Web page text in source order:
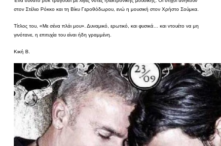
στον Στέλιο Ρόκκο και τη Βίκυ Γεροθόδωρου, ενώ η μουσική στον Χρήστο Σούμκα.
Τίτλος του, «Με σένα πλάι μου». Δυναμικό, ερωτικό, και φυσικά… και ντουέτο να μη
γινότανε, η επιτυχία του είναι ήδη γραμμένη.
Κική Β.